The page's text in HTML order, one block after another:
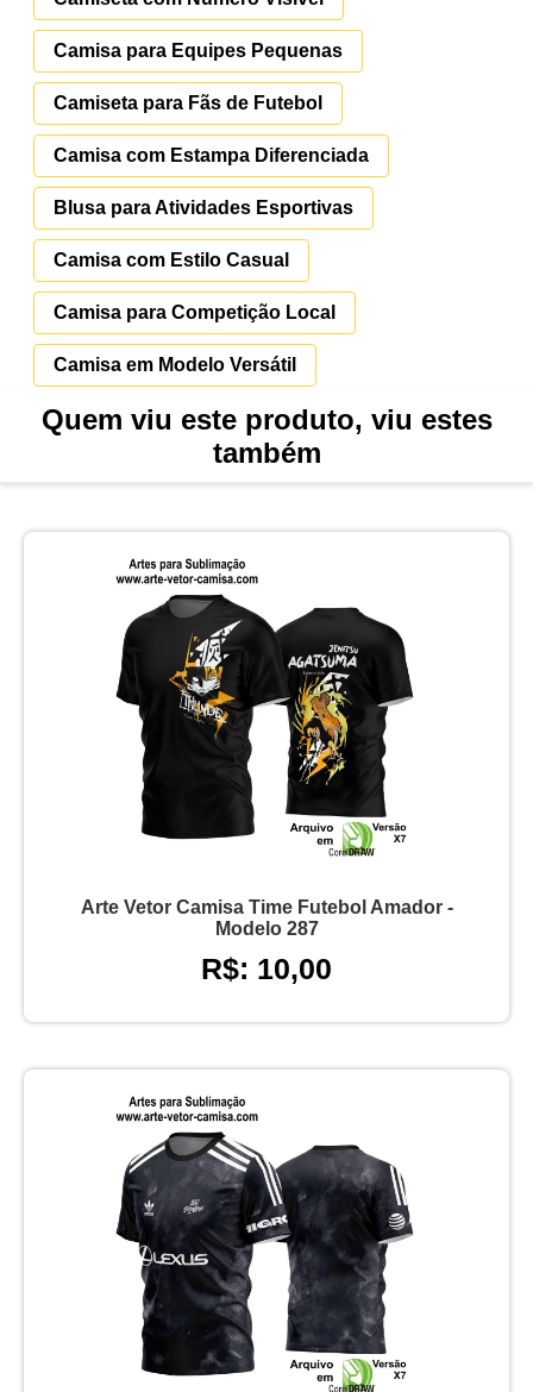
Camisa para Equipes Pequenas
Camiseta para Fãs de Futebol
Camisa com Estampa Diferenciada
Blusa para Atividades Esportivas
Camisa com Estilo Casual
Camisa para Competição Local
Camisa em Modelo Versátil
Quem viu este produto, viu estes
também
Arte Vetor Camisa Time Futebol Amador -
Modelo 287
R$: 10,00